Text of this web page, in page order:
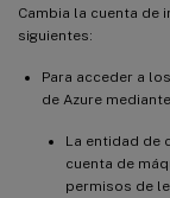
Cambia la cuenta de
siguientes:
Para acceder a
de Azure
La entidad de
cuenta de
permisos de